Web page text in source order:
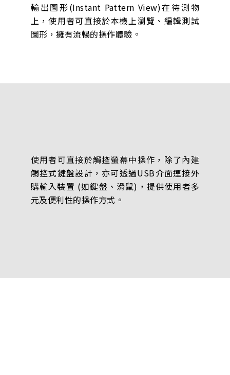
輸出圖形(Instant Pattern View)在待測物
上，使用者可直接於本機上瀏覽、編輯測試
圖形，擁有流暢的操作體驗。
使用者可直接於觸控螢幕中操作，除了內建
觸控式鍵盤設計，亦可透過USB介面連接外
購輸入裝置 (如鍵盤、滑鼠)，提供使用者多
元及便利性的操作方式。